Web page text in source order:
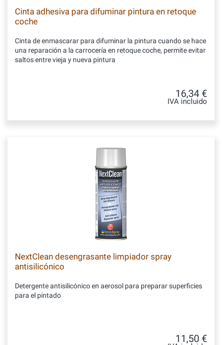
Cinta adhesiva para difuminar pintura en retoque
coche
Cinta de enmascarar para difuminar la pintura cuando se hace
una reparación a la carrocería en retoque coche, permite evitar
saltos entre vieja y nueva pintura
16,34 €
IVA incluido
NextClean desengrasante limpiador spray
antisilicónico
Detergente antisilicónico en aerosol para preparar superficies
para el pintado
11,50 €